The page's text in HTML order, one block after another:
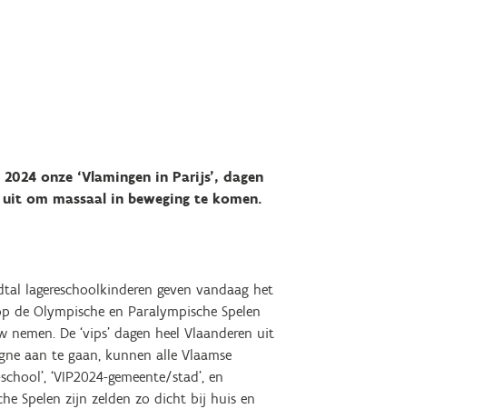
onze ‘Vlamingen in Parijs’, dagen
om massaal in beweging te komen.
lagereschoolkinderen geven vandaag het
de Olympische en Paralympische Spelen
De ‘vips’ dagen heel Vlaanderen uit
aan te gaan, kunnen alle Vlaamse
‘VIP2024-gemeente/stad’, en
Spelen zijn zelden zo dicht bij huis en